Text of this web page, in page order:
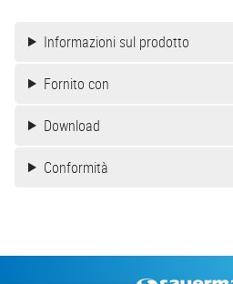
Informazioni sul prodotto
Fornito con
Download
Conformità